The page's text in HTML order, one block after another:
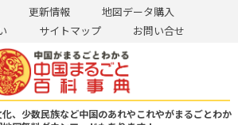
更新情報
地図データ購入
サイトマップ お問い合せ
、少数民族など中国のあれやこれやがまるごとわか